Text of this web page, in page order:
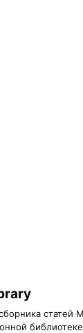
статей